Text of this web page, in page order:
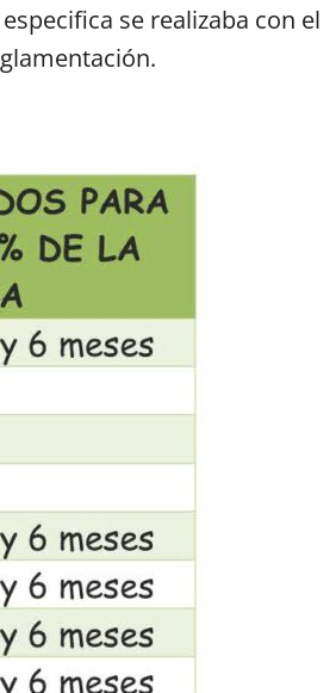
se realizaba con el